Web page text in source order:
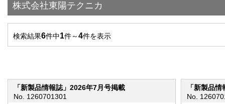
株式会社東陽テクニカ
検索結果6件中1件～4件を表示
「新製品情報誌」2026年7月号掲載
No. 1260701301
「新製品
No.